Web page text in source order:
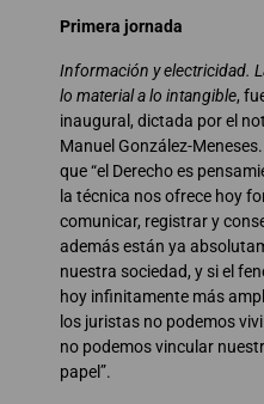
Primera jornada
Información y electricidad.
lo material a lo intangible,
inaugural, dictada por el
Manuel González-
que “el Derecho es
la técnica nos ofrece hoy
comunicar, registrar y
además están ya
nuestra sociedad, y si el
hoy infinitamente más
los juristas no podemos
no podemos vincular
papel”.